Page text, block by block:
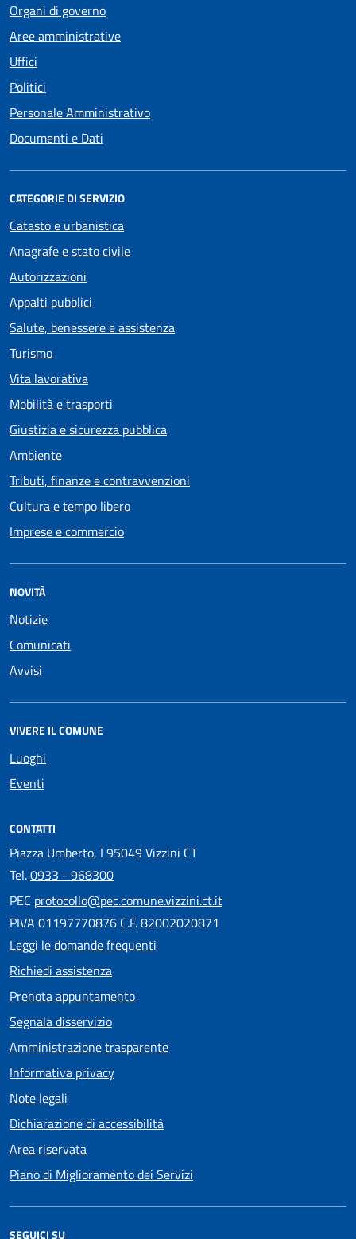
Organi di governo
Aree amministrative
Uffici
Politici
Personale Amministrativo
Documenti e Dati
CATEGORIE DI SERVIZIO
Catasto e urbanistica
Anagrafe e stato civile
Autorizzazioni
Appalti pubblici
Salute, benessere e assistenza
Turismo
Vita lavorativa
Mobilità e trasporti
Giustizia e sicurezza pubblica
Ambiente
Tributi, finanze e contravvenzioni
Cultura e tempo libero
Imprese e commercio
NOVITÀ
Notizie
Comunicati
Avvisi
VIVERE IL COMUNE
Luoghi
Eventi
CONTATTI
Piazza Umberto, I 95049 Vizzini CT
Tel.0933 - 968300
PEC protocollo@pec.comune.vizzini.ct.it
PIVA 01197770876 C.F. 82002020871
Leggi le domande frequenti
Richiedi assistenza
Prenota appuntamento
Segnala disservizio
Amministrazione trasparente
Informativa privacy
Note legali
Dichiarazione di accessibilità
Area riservata
Piano di Miglioramento dei Servizi
SEGUICI SU